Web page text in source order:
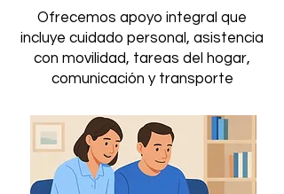
Ofrecemos apoyo integral que
incluye cuidado personal, asistencia
con movilidad, tareas del hogar,
comunicación y transporte